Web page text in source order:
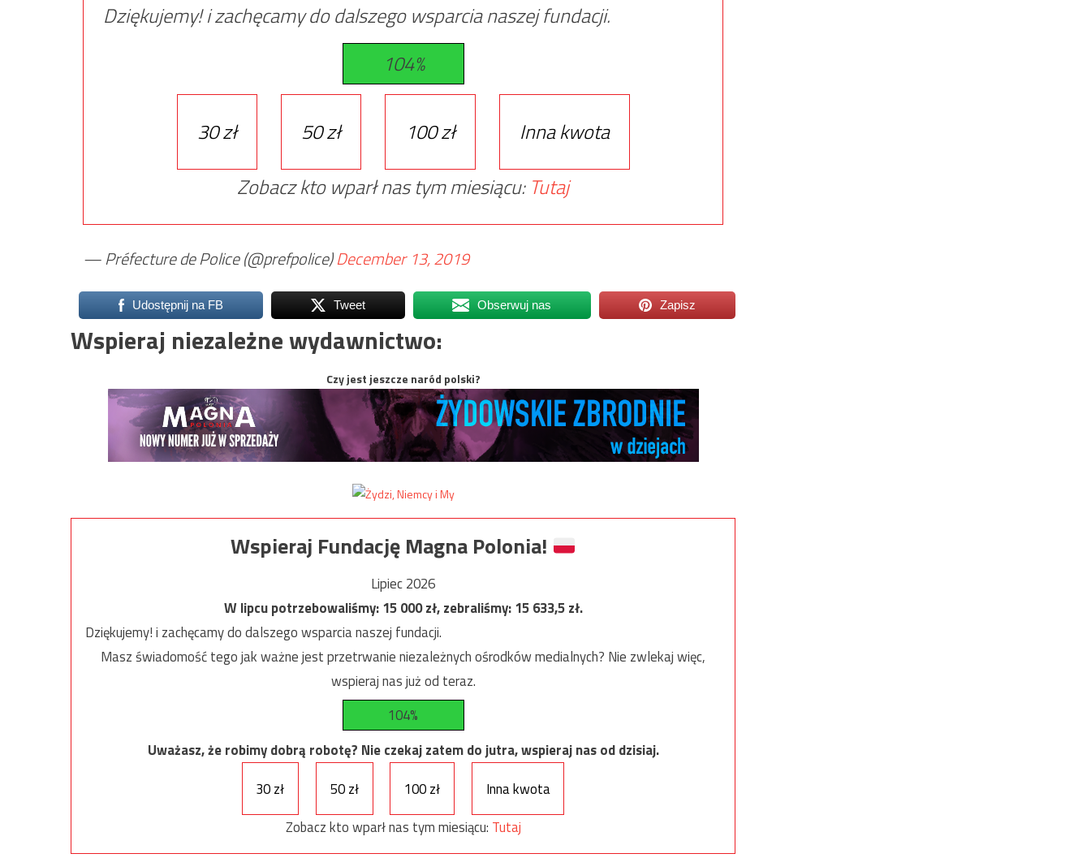
Dziękujemy! i zachęcamy do dalszego wsparcia naszej fundacji.
104%
30 zł 50 zł 100 zł
Inna kwota
Zobacz kto wparł nas tym miesiącu: Tutaj
— Préfecture de Police (@prefpolice)December 13, 2019
Udostępnij na FB Tweet Obserwuj nas Zapisz
Wspieraj niezależne wydawnictwo:
Czy jest jeszcze naród polski?
Wspieraj Fundację Magna Polonia!
Lipiec 2026
W lipcu potrzebowaliśmy:15 000zł, zebraliśmy:15 633,5zł.
Dziękujemy! i zachęcamy do dalszego wsparcia naszej fundacji.
Masz świadomość tego jak ważne jest przetrwanie niezależnych ośrodków medialnych? Nie zwlekaj więc,
wspieraj nas już od teraz.
104%
Uważasz, że robimy dobrą robotę? Nie czekaj zatem do jutra, wspieraj nas od dzisiaj.
30 zł
50 zł 100 zł
Inna kwota
Zobacz kto wparł nas tym miesiącu: Tutaj